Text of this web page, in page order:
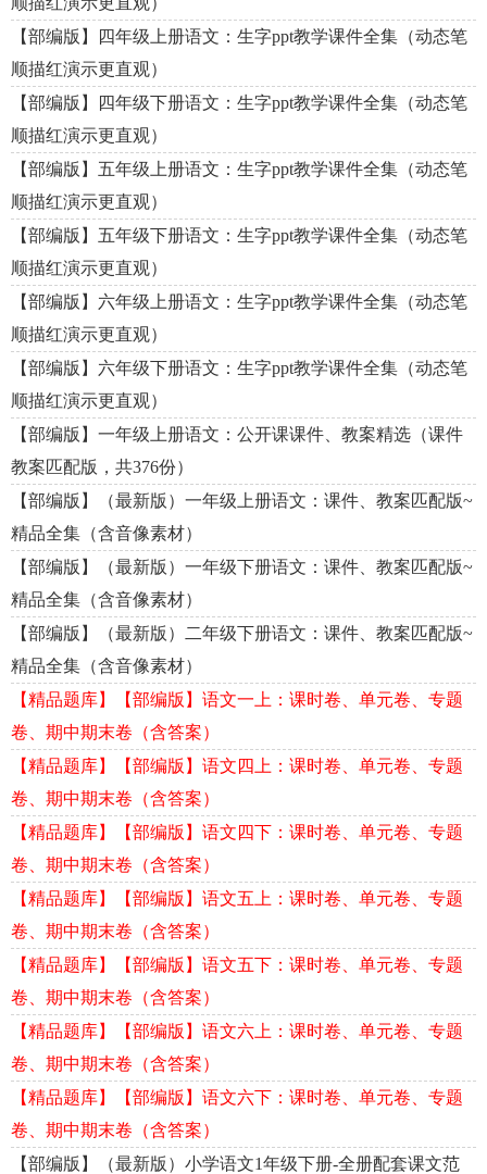
【部编版】四年级上册语文：生字ppt教学课件全集（动态笔
顺描红演示更直观）
【部编版】四年级下册语文：生字ppt教学课件全集（动态笔
顺描红演示更直观）
【部编版】五年级上册语文：生字ppt教学课件全集（动态笔
顺描红演示更直观）
【部编版】五年级下册语文：生字ppt教学课件全集（动态笔
顺描红演示更直观）
【部编版】六年级上册语文：生字ppt教学课件全集（动态笔
顺描红演示更直观）
【部编版】六年级下册语文：生字ppt教学课件全集（动态笔
顺描红演示更直观）
【部编版】一年级上册语文：公开课课件、教案精选（课件
教案匹配版，共376份）
【部编版】（最新版）一年级上册语文：课件、教案匹配版~
精品全集（含音像素材）
【部编版】（最新版）一年级下册语文：课件、教案匹配版~
精品全集（含音像素材）
【部编版】（最新版）二年级下册语文：课件、教案匹配版~
精品全集（含音像素材）
【精品题库】【部编版】语文一上：课时卷、单元卷、专题
卷、期中期末卷（含答案）
【精品题库】【部编版】语文四上：课时卷、单元卷、专题
卷、期中期末卷（含答案）
【精品题库】【部编版】语文四下：课时卷、单元卷、专题
卷、期中期末卷（含答案）
【精品题库】【部编版】语文五上：课时卷、单元卷、专题
卷、期中期末卷（含答案）
【精品题库】【部编版】语文五下：课时卷、单元卷、专题
卷、期中期末卷（含答案）
【精品题库】【部编版】语文六上：课时卷、单元卷、专题
卷、期中期末卷（含答案）
【精品题库】【部编版】语文六下：课时卷、单元卷、专题
卷、期中期末卷（含答案）
【部编版】（最新版）小学语文1年级下册-全册配套课文范